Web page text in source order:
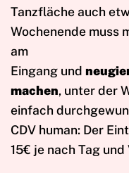
Tanzfläche auch
Wochenende muss
am
Eingang und
machen, unter der
einfach
CDV human: Der
15€ je nach Tag